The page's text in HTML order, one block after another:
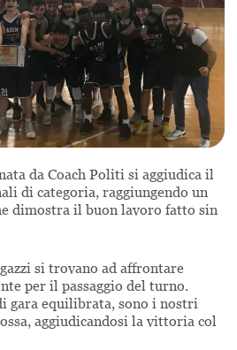
da Coach Politi si aggiudica il
di categoria, raggiungendo un
dimostra il buon lavoro fatto sin
si trovano ad affrontare
per il passaggio del turno.
gara equilibrata, sono i nostri
aggiudicandosi la vittoria col